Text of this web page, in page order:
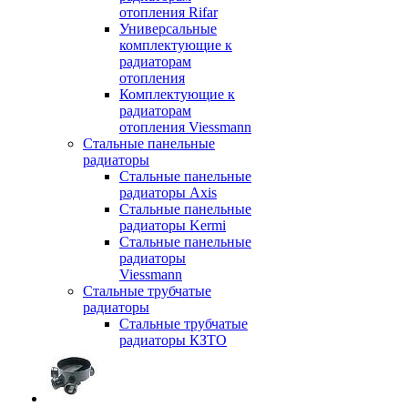
отопления Rifar
Универсальные
комплектующие к
радиаторам
отопления
Комплектующие к
радиаторам
отопления Viessmann
Стальные панельные
радиаторы
Стальные панельные
радиаторы Axis
Стальные панельные
радиаторы Kermi
Стальные панельные
радиаторы
Viessmann
Стальные трубчатые
радиаторы
Стальные трубчатые
радиаторы КЗТО